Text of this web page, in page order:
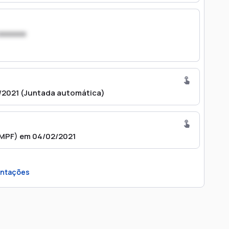
2021 (Juntada automática)
em 04/02/2021